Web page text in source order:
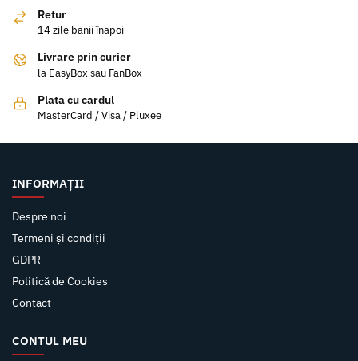
Retur
14 zile banii înapoi
Livrare prin curier
la EasyBox sau FanBox
Plata cu cardul
MasterCard / Visa / Pluxee
INFORMAȚII
Despre noi
Termeni și condiții
GDPR
Politică de Cookies
Contact
CONTUL MEU